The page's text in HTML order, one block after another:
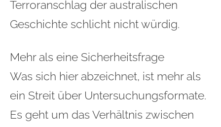
Terroranschlag der australischen
Geschichte schlicht nicht würdig.
Mehr als eine Sicherheitsfrage
Was sich hier abzeichnet, ist mehr als
ein Streit über Untersuchungsformate.
Es geht um das Verhältnis zwischen